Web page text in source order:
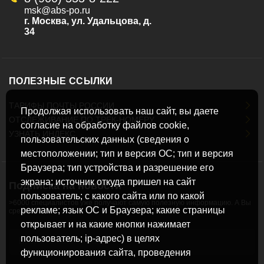
ПОЛЕЗНЫЕ ССЫЛКИ
ТАРИФЫ ПОЧТЫ РОССИИ
ОТСЛЕЖИВАНИЕ ПО ТРЕК-НОМЕРУ
msk@abs-po.ru
г. Москва, ул. Удальцова, д.
34
Подписка на новости
>6000 специалистов уже получают самую полезную информацию. А Вы
среди них?
Продолжая использовать наш сайт, вы даете
согласие на обработку файлов cookie,
пользовательских данных (сведения о
местоположении; тип и версия ОС; тип и версия
Браузера; тип устройства и разрешение его
экрана; источник откуда пришел на сайт
пользователь; с какого сайта или по какой
рекламе; язык ОС и Браузера; какие страницы
открывает и на какие кнопки нажимает
пользователь; ip-адрес) в целях
функционирования сайта, проведения